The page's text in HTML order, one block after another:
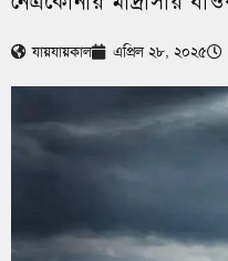
যায়যায়কাল এপ্রিল ২৮, ২০২৫